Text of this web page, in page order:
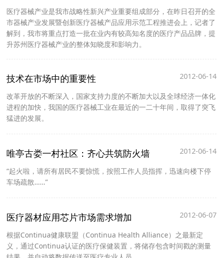
医疗器械产业是我市战略性新兴产业重要组成部分，在昨日召开的全
市器械产业发展暨创新医疗器械产品应用示范工程推进会上，记者了
解到，我市将重点打造一批在业内有较高知名度的医疗产品品牌，提
升苏州医疗器械产业的整体知晓度和影响力。
技术在市场中的重要性 2012-06-14
改革开放的不断深入，国家支持力度的不断加大以及全球经济一体化
进程的加快，我国的医疗器械工业在最近的一二十年间，取得了突飞
猛进的发展。
唯亭古娄一村社区：齐心共筑防火墙 2012-06-14
“起火啦，请所有居民不要惊慌，按照工作人员指挥，迅速向楼下停
车场疏散……”
医疗器材应用芯片市场需求增加 2012-06-07
根据Continua健康联盟（Continua Health Alliance）之最新定
义，通过Continua认证的医疗保健装置，将储存包含时间戳的测量